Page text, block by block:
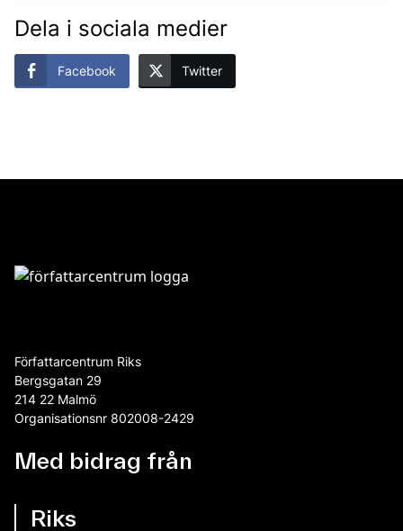
Dela i sociala medier
Facebook Twitter
Författarcentrum Riks
Bergsgatan 29
214 22 Malmö
Organisationsnr 802008-2429
Med bidrag från
Riks